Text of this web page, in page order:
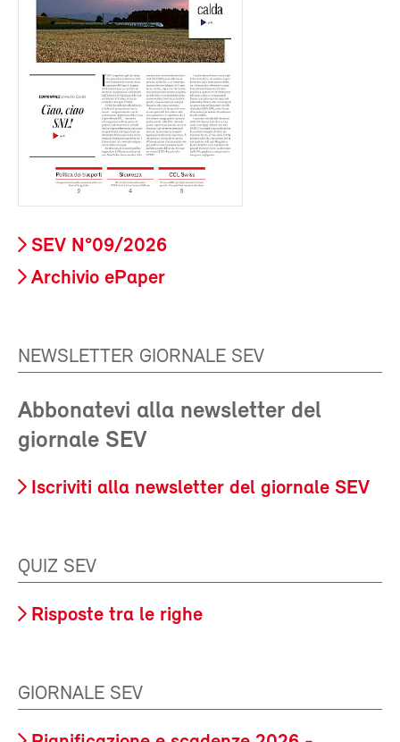
SEV N°09/2026
Archivio ePaper
NEWSLETTER GIORNALE SEV
Abbonatevi alla newsletter del
giornale SEV
Iscriviti alla newsletter del giornale SEV
QUIZ SEV
Risposte tra le righe
GIORNALE SEV